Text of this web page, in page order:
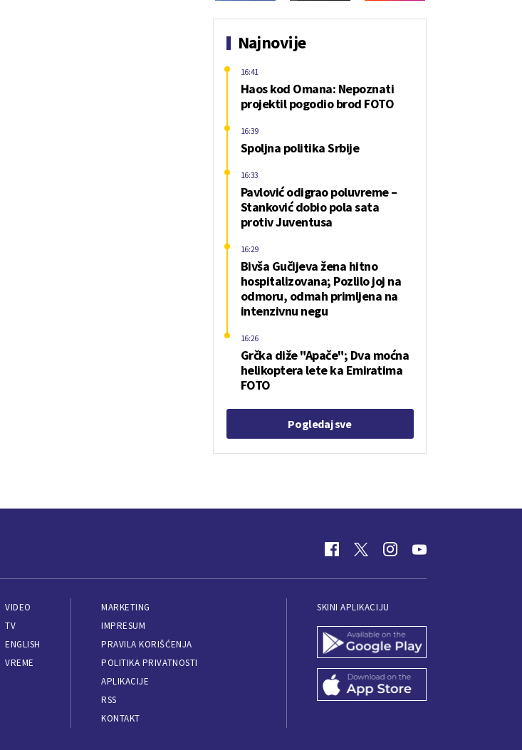
Najnovije
Haos kod Omana: Nepoznati
projektil pogodio brod FOTO
16:41
Spoljna politika Srbije
16:39
Pavlović odigrao poluvreme –
Stanković dobio pola sata
protiv Juventusa
16:33
Bivša Gučijeva žena hitno
hospitalizovana; Pozlilo joj na
odmoru, odmah primljena na
intenzivnu negu
16:29
Grčka diže "Apače"; Dva moćna
helikoptera lete ka Emiratima
FOTO
16:26
Pogledaj sve
VIDEO
TV
ENGLISH
VREME
MARKETING
IMPRESUM
PRAVILA KORIŠĆENJA
POLITIKA PRIVATNOSTI
APLIKACIJE
RSS
KONTAKT
SKINI APLIKACIJU